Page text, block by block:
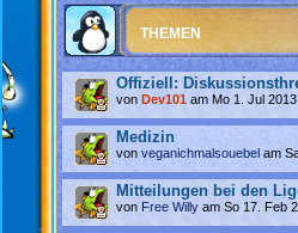
THEMEN
Offiziell:
von Dev101 am Mo 1. Jul
Medizin
von veganichmalsouebel am
Mitteilungen bei den
von Free Willy am So 17. Feb